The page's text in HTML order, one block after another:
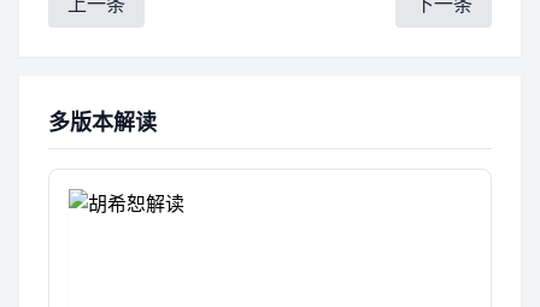
多版本解读